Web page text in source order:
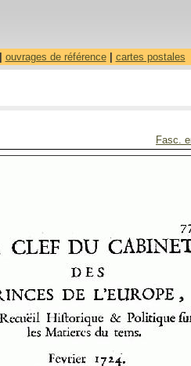
ouvrages de référence| cartes postales
Fasc.